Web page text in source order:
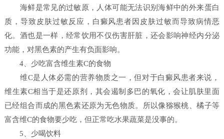
海鲜是常见的过敏原，人体可能无法识别海鲜中的外来蛋白
质，导致皮肤过敏反应，白癜风患者因皮肤过敏而导致病情恶
化。酒也是一样，经常饮用不仅伤害肝脏，还会影响神经内分泌
功能，对黑色素的产生有负面影响。
4、少吃富含维生素C的食物
维C是人体必需的营养物质之一，但对于白癜风患者来说，
维生素C相当于是还原剂，其会遏制多巴的氧化，会让肌肤里面
已经组合而成的黑色素还原为无色物质。所以像猕猴桃、橘子等
富含维C的食物要少吃，但正常吃水果蔬菜是没事的。
5、少喝饮料